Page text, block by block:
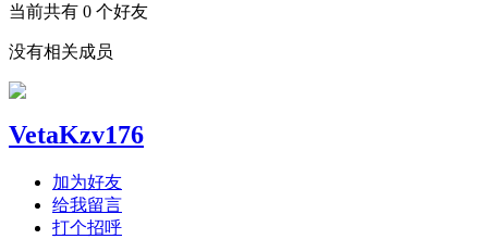
当前共有 0 个好友
没有相关成员
VetaKzv176
加为好友
给我留言
打个招呼